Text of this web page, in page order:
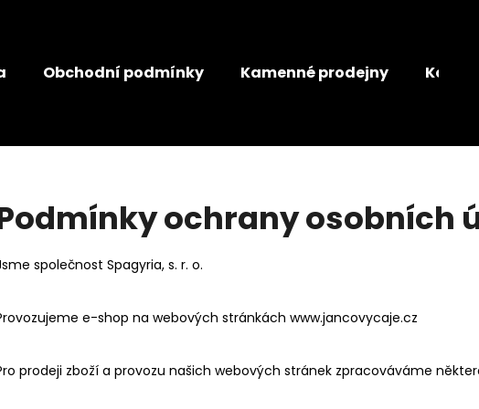
Obchodní podmínky Kamenné prodejny Kontakt
ochrany osobních
společnost Spagyria, s. r. o.
e-shop na webových stránkách www.jancovycaje.cz
prodeji zboží a provozu našich webových stránek zpracováváme
Kč
99 Kč